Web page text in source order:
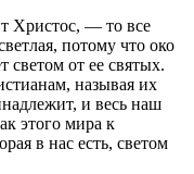
Христос, — то все
потому что око
от ее святых.
называя их
и весь наш
этого мира к
в нас есть, светом